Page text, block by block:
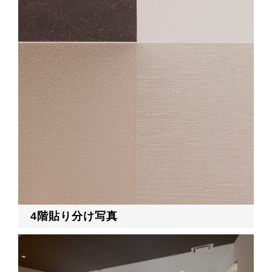
4階貼り分け写真